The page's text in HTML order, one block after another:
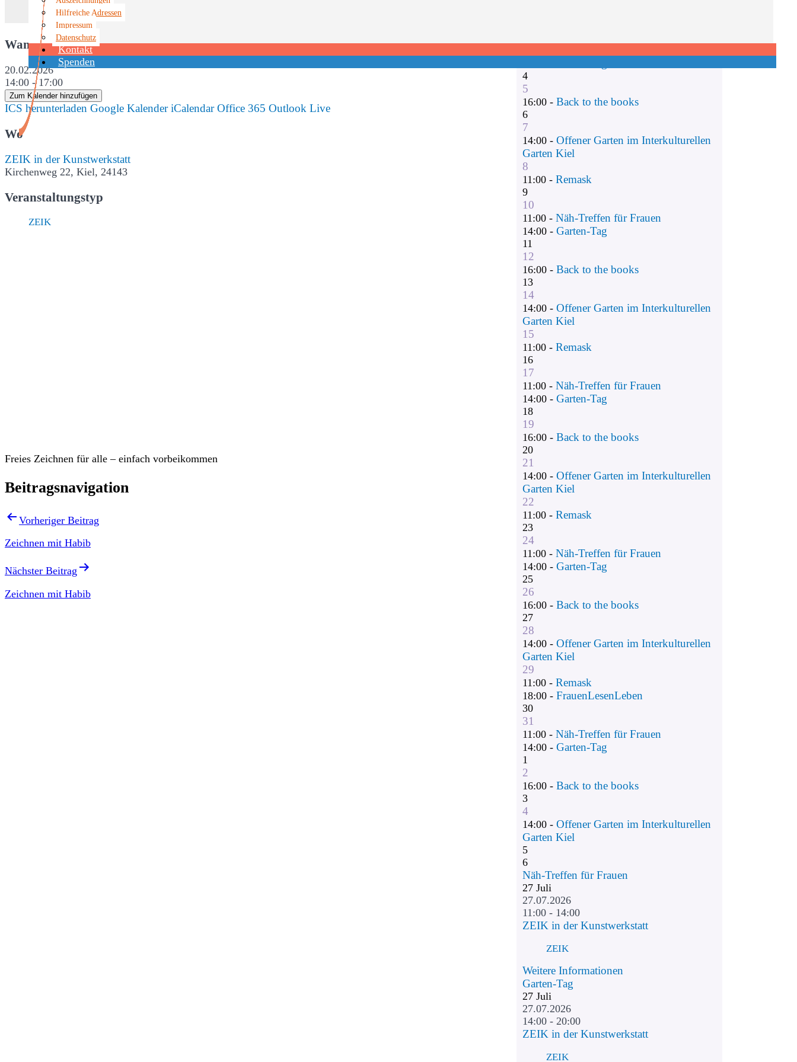
Hilfreiche Adressen
Impressum
Datenschutz
Kontakt
Spenden
Wann
20.02.2026
14:00 - 17:00
Zum Kalender hinzufügen
ICS herunterladen Google Kalender iCalendar Office 365 Outlook Live
Wo
ZEIK in der Kunstwerkstatt
Kirchenweg 22, Kiel, 24143
Veranstaltungstyp
ZEIK
Freies Zeichnen für alle – einfach vorbeikommen
Beitragsnavigation
Vorheriger Beitrag
Zeichnen mit Habib
Nächster Beitrag
Zeichnen mit Habib
4
5
16:00 -Back to the books
6
7
14:00 -Offener Garten im Interkulturellen
Garten Kiel
8
11:00 -Remask
9
10
11:00 -Näh-Treffen für Frauen
14:00 -Garten-Tag
11
12
16:00 -Back to the books
13
14
14:00 -Offener Garten im Interkulturellen
Garten Kiel
15
11:00 -Remask
16
17
11:00 -Näh-Treffen für Frauen
14:00 -Garten-Tag
18
19
16:00 -Back to the books
20
21
14:00 -Offener Garten im Interkulturellen
Garten Kiel
22
11:00 -Remask
23
24
11:00 -Näh-Treffen für Frauen
14:00 -Garten-Tag
25
26
16:00 -Back to the books
27
28
14:00 -Offener Garten im Interkulturellen
Garten Kiel
29
11:00 -Remask
18:00 -FrauenLesenLeben
30
31
11:00 -Näh-Treffen für Frauen
14:00 -Garten-Tag
1
2
16:00 -Back to the books
3
4
14:00 -Offener Garten im Interkulturellen
Garten Kiel
5
6
Näh-Treffen für Frauen
27 Juli
27.07.2026
11:00 - 14:00
ZEIK in der Kunstwerkstatt
ZEIK
Weitere Informationen
Garten-Tag
27 Juli
27.07.2026
14:00 - 20:00
ZEIK in der Kunstwerkstatt
ZEIK